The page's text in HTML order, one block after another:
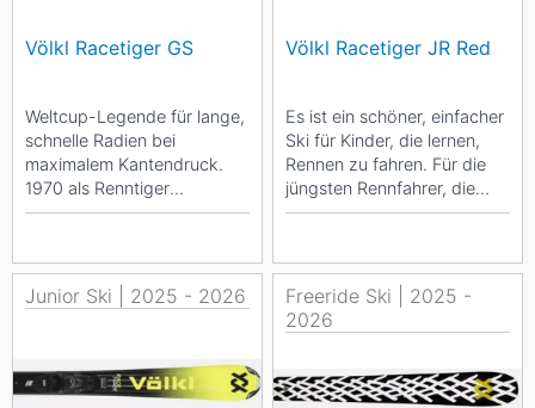
Völkl Racetiger GS
Weltcup-Legende für lange,
schnelle Radien bei
maximalem Kantendruck.
1970 als Renntiger
eingeführt, verkörpert kein
Völkl Racetiger JR Red
Es ist ein schöner, einfacher
Ski für Kinder, die lernen,
Rennen zu fahren. Für die
jüngsten Rennfahrer, die
noch nicht bereit für...
Junior Ski | 2025 - 2026
Freeride Ski | 2025 -
2026